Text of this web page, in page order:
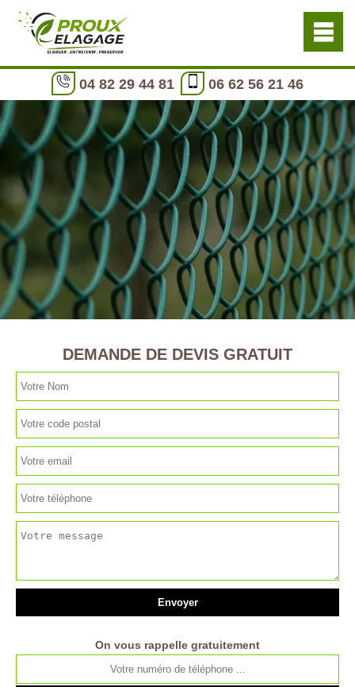
04 82 29 44 81 06 62 56 21 46
DEMANDE DE DEVIS GRATUIT
On vous rappelle gratuitement